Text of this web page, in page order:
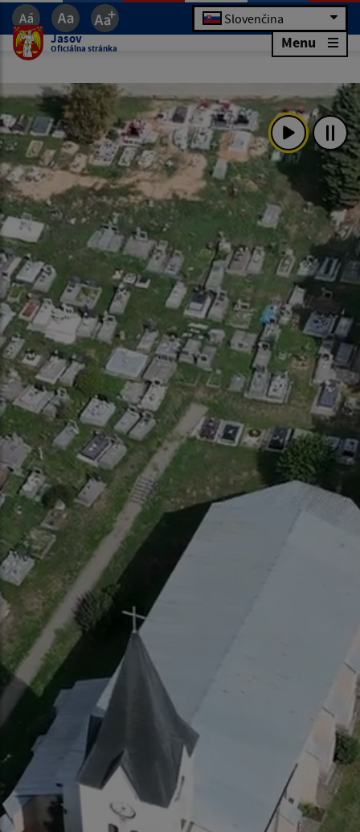
Slovenčina
Jasov
Oficiálna stránka Menu